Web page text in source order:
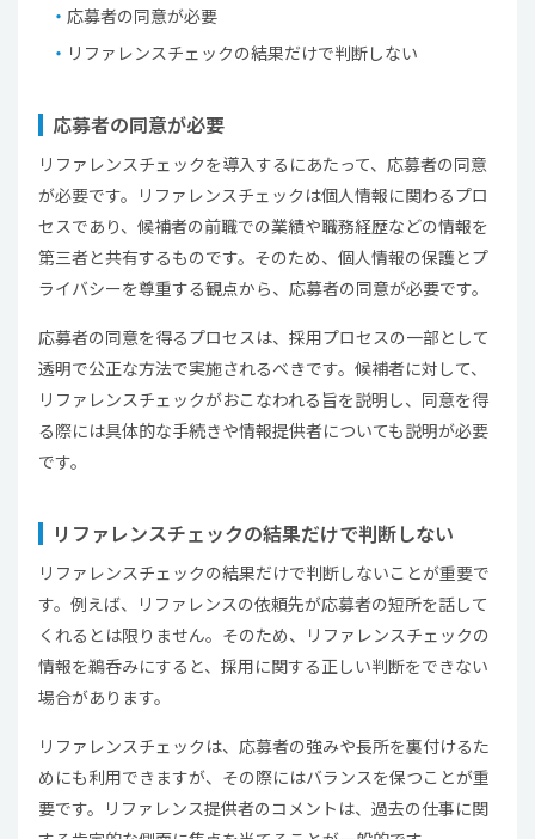
応募者の同意が必要
リファレンスチェックの結果だけで判断しない
応募者の同意が必要
リファレンスチェックを導入するにあたって、応募者の同意
が必要です。リファレンスチェックは個人情報に関わるプロ
セスであり、候補者の前職での業績や職務経歴などの情報を
第三者と共有するものです。そのため、個人情報の保護とプ
ライバシーを尊重する観点から、応募者の同意が必要です。
応募者の同意を得るプロセスは、採用プロセスの一部として
透明で公正な方法で実施されるべきです。候補者に対して、
リファレンスチェックがおこなわれる旨を説明し、同意を得
る際には具体的な手続きや情報提供者についても説明が必要
です。
リファレンスチェックの結果だけで判断しない
リファレンスチェックの結果だけで判断しないことが重要で
す。例えば、リファレンスの依頼先が応募者の短所を話して
くれるとは限りません。そのため、リファレンスチェックの
情報を鵜呑みにすると、採用に関する正しい判断をできない
場合があります。
リファレンスチェックは、応募者の強みや長所を裏付けるた
めにも利用できますが、その際にはバランスを保つことが重
要です。リファレンス提供者のコメントは、過去の仕事に関